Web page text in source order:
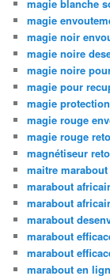
magie blanche
magie
magie noir
magie noire
magie noire
magie pour
magie protection
magie rouge
magie rouge
magnétiseur
maitre
marabout
marabout
marabout
marabout
marabout
marabout en